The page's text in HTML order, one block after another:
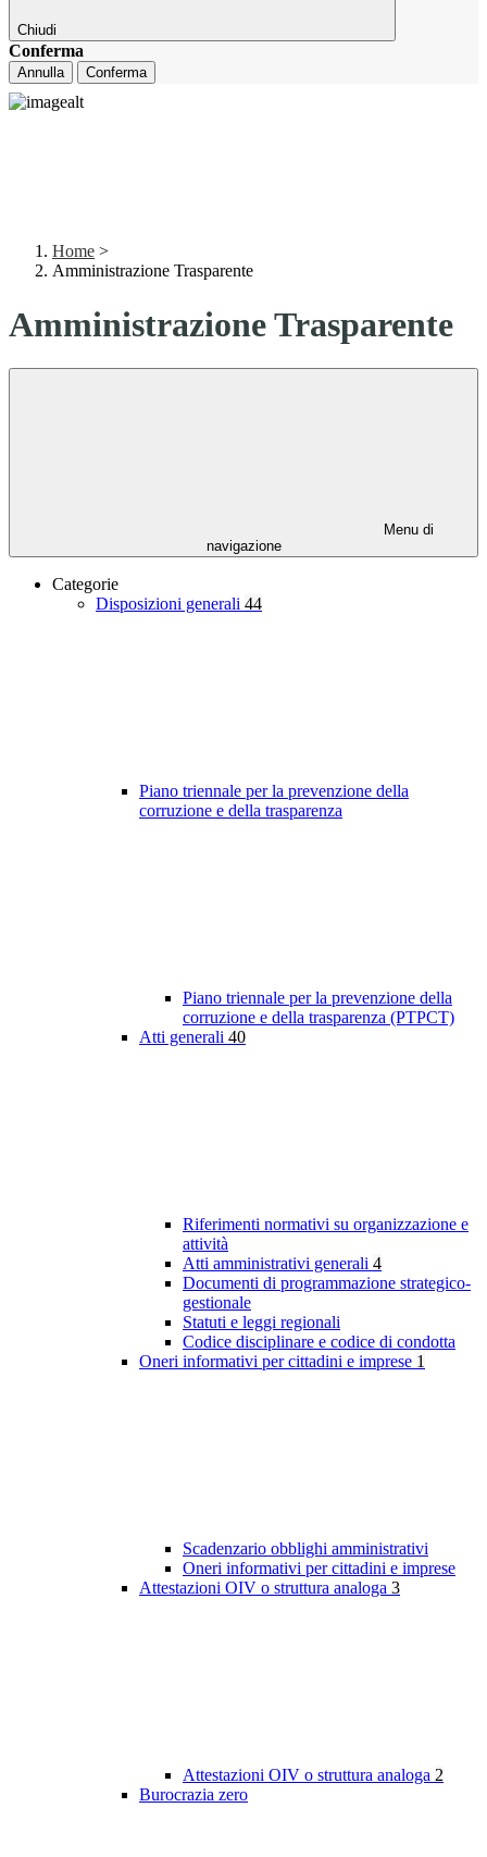
Chiudi
Conferma
Annulla Conferma
Home >
Amministrazione Trasparente
Amministrazione Trasparente
Menu di
navigazione
Categorie
Disposizioni generali 44
Piano triennale per la prevenzione della
corruzione e della trasparenza
Piano triennale per la prevenzione della
corruzione e della trasparenza (PTPCT)
Atti generali 40
Riferimenti normativi su organizzazione e
attività
Atti amministrativi generali 4
Documenti di programmazione strategico-
gestionale
Statuti e leggi regionali
Codice disciplinare e codice di condotta
Oneri informativi per cittadini e imprese 1
Scadenzario obblighi amministrativi
Oneri informativi per cittadini e imprese
Attestazioni OIV o struttura analoga 3
Attestazioni OIV o struttura analoga 2
Burocrazia zero